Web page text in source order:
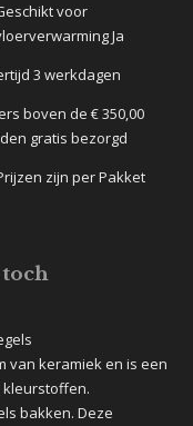
voor
Ja
3 werkdagen
boven de € 350,00
gratis bezorgd
zijn per Pakket
van keramiek en is een
kleurstoffen.
bakken. Deze